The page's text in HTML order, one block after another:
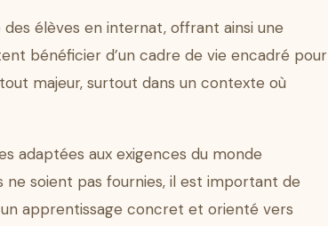
élèves en internat, offrant ainsi une
bénéficier d’un cadre de vie encadré pour
majeur, surtout dans un contexte où
adaptées aux exigences du monde
ne soient pas fournies, il est important de
apprentissage concret et orienté vers